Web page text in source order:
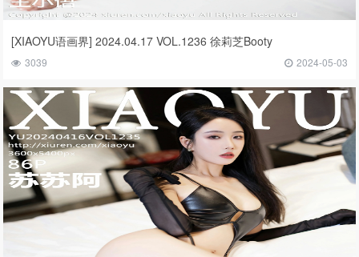
[XIAOYU语画界] 2024.04.17 VOL.1236 徐莉芝Booty
3039 2024-05-03